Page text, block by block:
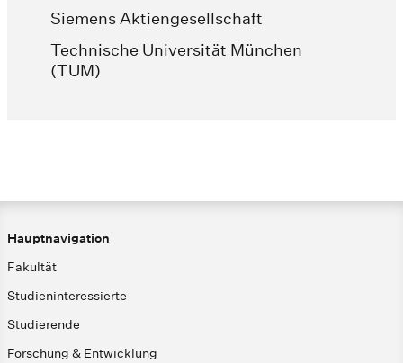
Siemens Aktiengesellschaft
Technische Universität München
(TUM)
Hauptnavigation
Fakultät
Studieninteressierte
Studierende
Forschung & Entwicklung